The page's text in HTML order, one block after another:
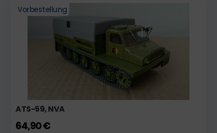
Vorbestellung
ATS-59, NVA
64,90 €